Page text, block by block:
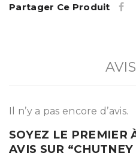
Partager Ce Produit
Il n’y a pas encore d’avis.
SOYEZ LE PREMIER
AVIS SUR